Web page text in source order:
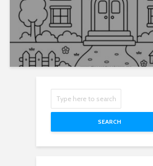
SEARCH